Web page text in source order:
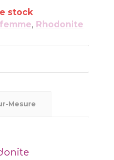
stock
, Rhodonite
Mesure